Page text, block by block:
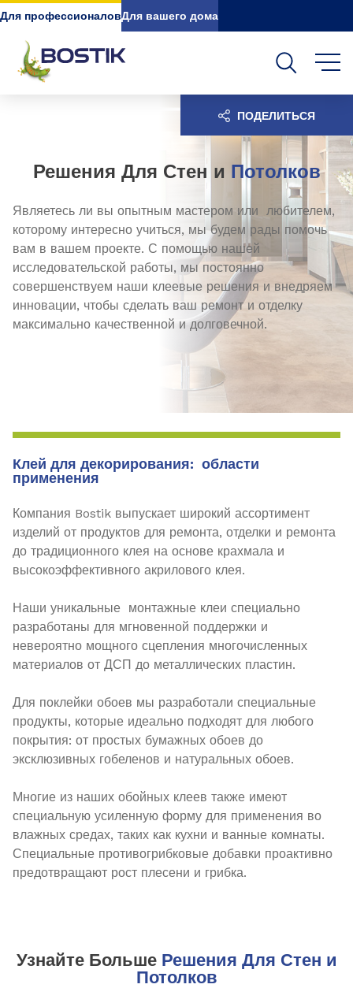
Go to content Go to navigation
Для профессионаловДля вашего дома
Решения Для Стен и Потолков
Являетесь ли вы опытным мастером или любителем,
которому интересно учиться, мы будем рады помочь
вам в вашем проекте. С помощью нашей
исследовательской работы, мы постоянно
совершенствуем наши клеевые решения и внедряем
инновации, чтобы сделать ваш ремонт и отделку
максимально качественной и долговечной.
ПОДЕЛИТЬСЯ
Клей для декорирования: области
применения
Компания Bostik выпускает широкий ассортимент
изделий от продуктов для ремонта, отделки и ремонта
до традиционного клея на основе крахмала и
высокоэффективного акрилового клея.
Наши уникальные монтажные клеи специально
разработаны для мгновенной поддержки и
невероятно мощного сцепления многочисленных
материалов от ДСП до металлических пластин.
Для поклейки обоев мы разработали специальные
продукты, которые идеально подходят для любого
покрытия: от простых бумажных обоев до
эксклюзивных гобеленов и натуральных обоев.
Многие из наших обойных клеев также имеют
специальную усиленную форму для применения во
влажных средах, таких как кухни и ванные комнаты.
Специальные противогрибковые добавки проактивно
предотвращают рост плесени и грибка.
Узнайте Больше Решения Для Стен и
Потолков